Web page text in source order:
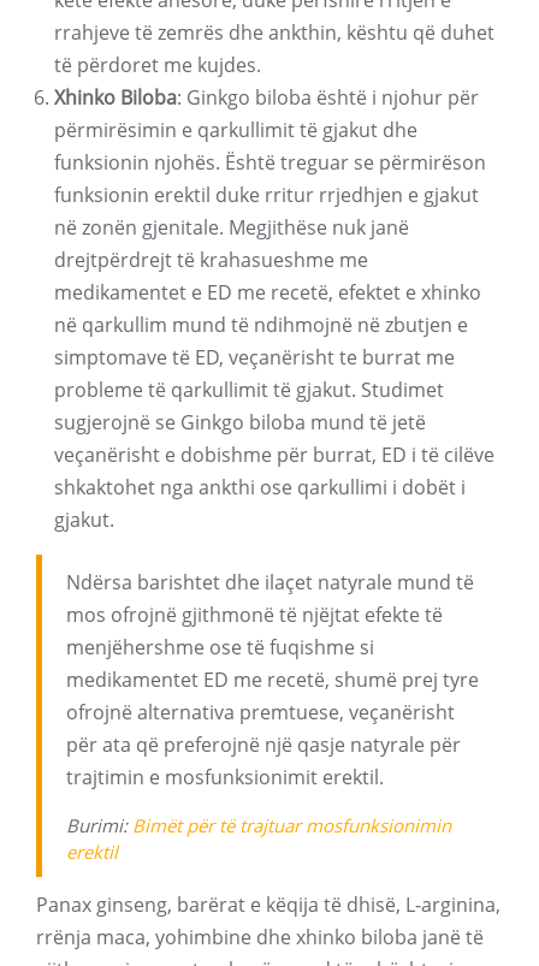
rrahjeve të zemrës dhe ankthin, kështu që duhet
të përdoret me kujdes.
Xhinko Biloba: Ginkgo biloba është i njohur për
përmirësimin e qarkullimit të gjakut dhe
funksionin njohës. Është treguar se përmirëson
funksionin erektil duke rritur rrjedhjen e gjakut
në zonën gjenitale. Megjithëse nuk janë
drejtpërdrejt të krahasueshme me
medikamentet e ED me recetë, efektet e xhinko
në qarkullim mund të ndihmojnë në zbutjen e
simptomave të ED, veçanërisht te burrat me
probleme të qarkullimit të gjakut. Studimet
sugjerojnë se Ginkgo biloba mund të jetë
veçanërisht e dobishme për burrat, ED i të cilëve
shkaktohet nga ankthi ose qarkullimi i dobët i
gjakut.
Ndërsa barishtet dhe ilaçet natyrale mund të
mos ofrojnë gjithmonë të njëjtat efekte të
menjëhershme ose të fuqishme si
medikamentet ED me recetë, shumë prej tyre
ofrojnë alternativa premtuese, veçanërisht
për ata që preferojnë një qasje natyrale për
trajtimin e mosfunksionimit erektil.
Burimi: Bimët për të trajtuar mosfunksionimin
erektil
Panax ginseng, barërat e këqija të dhisë, L-arginina,
rrënja maca, yohimbine dhe xhinko biloba janë të